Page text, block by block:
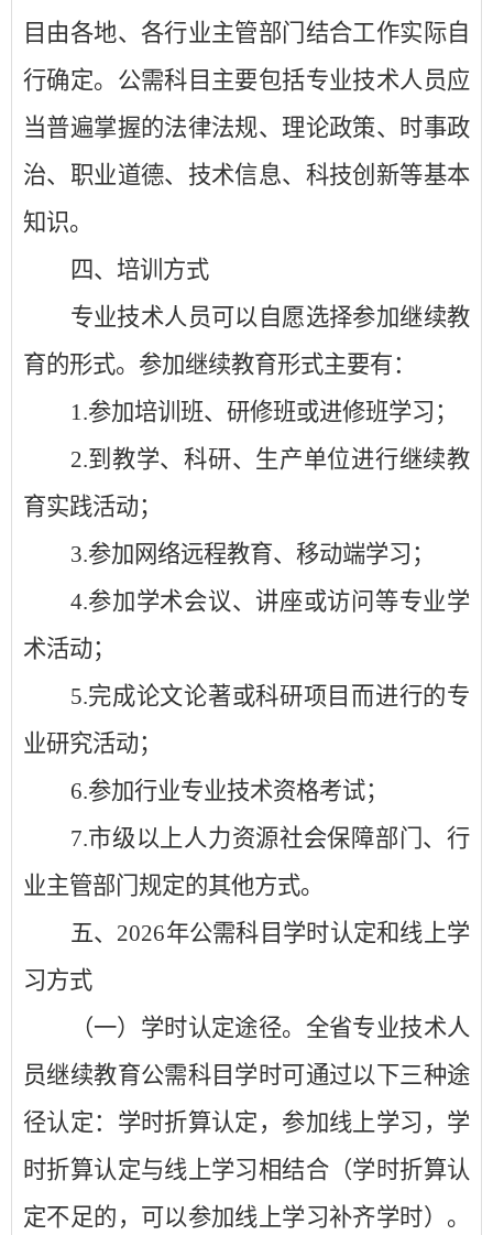
目由各地、各行业主管部门结合工作实际自
行确定。公需科目主要包括专业技术人员应
当普遍掌握的法律法规、理论政策、时事政
治、职业道德、技术信息、科技创新等基本
知识。
四、培训方式
专业技术人员可以自愿选择参加继续教
育的形式。参加继续教育形式主要有：
1.参加培训班、研修班或进修班学习；
2.到教学、科研、生产单位进行继续教
育实践活动；
3.参加网络远程教育、移动端学习；
4.参加学术会议、讲座或访问等专业学
术活动；
5.完成论文论著或科研项目而进行的专
业研究活动；
6.参加行业专业技术资格考试；
7.市级以上人力资源社会保障部门、行
业主管部门规定的其他方式。
五、 2026年公需科目学时认定和线上学
习方式
（一）学时认定途径。全省专业技术人
员继续教育公需科目学时可通过以下三种途
径认定：学时折算认定，参加线上学习，学
时折算认定与线上学习相结合（学时折算认
定不足的，可以参加线上学习补齐学时）。